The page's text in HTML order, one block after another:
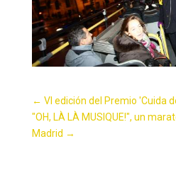
← VI edición del Premio 'Cuida
"OH, LÀ LÀ MUSIQUE!", un
Madrid →